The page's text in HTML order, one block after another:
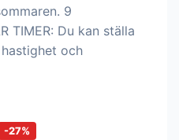
9
TIMER: Du kan ställa
och
-27%